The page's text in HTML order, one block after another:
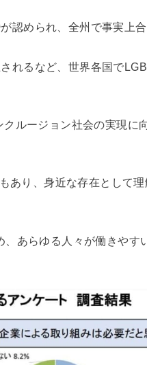
認められ、全州で事実上合
れるなど、世界各国で
ルージョン社会の実現に
あり、身近な存在として
あらゆる人々が働きやす